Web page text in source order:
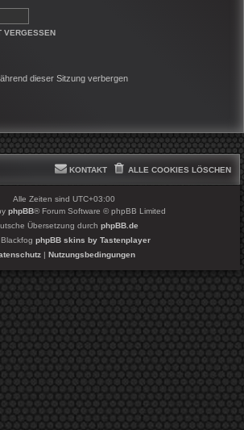
VERGESSEN
dieser Sitzung verbergen
ALLE COOKIES LÖSCHEN
KONTAKT
Alle Zeiten sind UTC+03:00
phpBB® Forum Software © phpBB Limited
Übersetzung durch phpBB.de
phpBB skins by Tastenplayer
| Nutzungsbedingungen